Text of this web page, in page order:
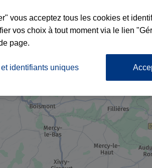
vous acceptez tous les cookies et
vos choix à tout moment via le lien
page.
identifiants uniques